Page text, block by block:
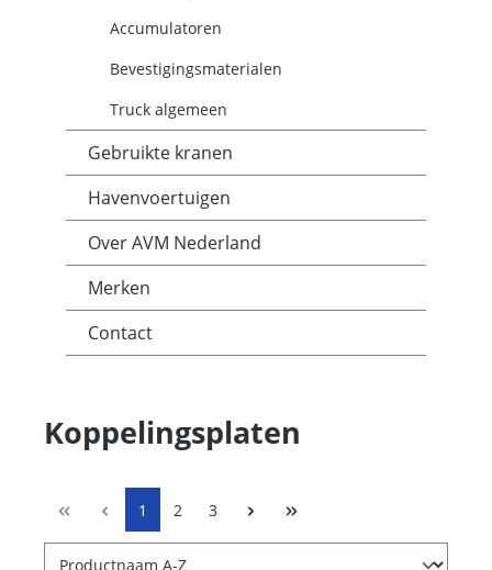
Accumulatoren
Bevestigingsmaterialen
Truck algemeen
Gebruikte kranen
Havenvoertuigen
Over AVM Nederland
Merken
Contact
Koppelingsplaten
1 2 3